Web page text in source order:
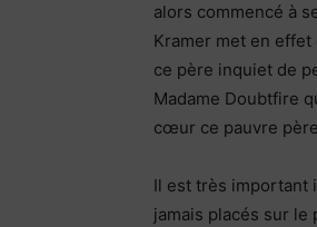
alors commencé à
Kramer met en
ce père inquiet de
Madame Doubtfire
cœur ce pauvre
Il est très important
jamais placés sur le